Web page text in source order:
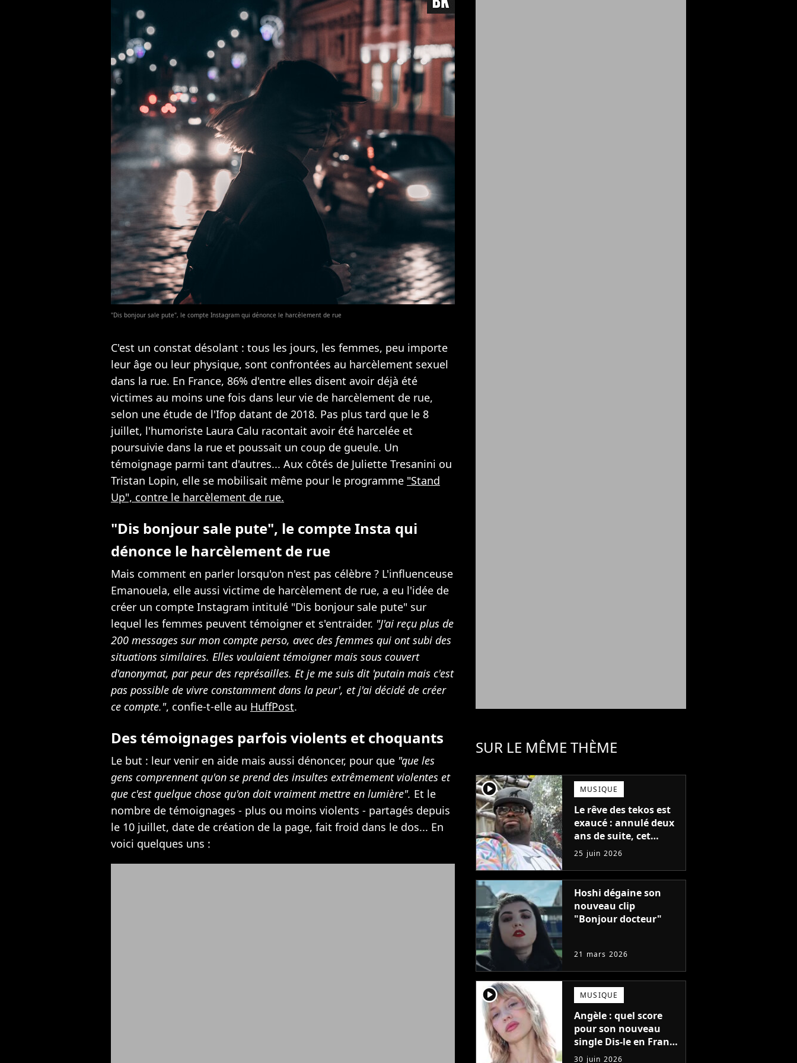
"Dis bonjour sale pute", le compte Instagram qui dénonce le harcèlement de rue
C'est un constat désolant : tous les jours, les femmes, peu importe
leur âge ou leur physique, sont confrontées au harcèlement sexuel
dans la rue. En France, 86% d'entre elles disent avoir déjà été
victimes au moins une fois dans leur vie de harcèlement de rue,
selon une étude de l'Ifop datant de 2018. Pas plus tard que le 8
juillet, l'humoriste Laura Calu racontait avoir été harcelée et
poursuivie dans la rue et poussait un coup de gueule. Un
témoignage parmi tant d'autres... Aux côtés de Juliette Tresanini ou
Tristan Lopin, elle se mobilisait même pour le programme "Stand
Up", contre le harcèlement de rue.
"Dis bonjour sale pute", le compte Insta qui
dénonce le harcèlement de rue
Mais comment en parler lorsqu'on n'est pas célèbre ? L'influenceuse
Emanouela, elle aussi victime de harcèlement de rue, a eu l'idée de
créer un compte Instagram intitulé "Dis bonjour sale pute" sur
lequel les femmes peuvent témoigner et s'entraider. "J'ai reçu plus de
200 messages sur mon compte perso, avec des femmes qui ont subi des
situations similaires. Elles voulaient témoigner mais sous couvert
d'anonymat, par peur des représailles. Et je me suis dit 'putain mais c'est
pas possible de vivre constamment dans la peur', et j'ai décidé de créer
ce compte.", confie-t-elle au HuffPost.
Des témoignages parfois violents et choquants
Le but : leur venir en aide mais aussi dénoncer, pour que "que les
gens comprennent qu'on se prend des insultes extrêmement violentes et
que c'est quelque chose qu'on doit vraiment mettre en lumière". Et le
nombre de témoignages - plus ou moins violents - partagés depuis
le 10 juillet, date de création de la page, fait froid dans le dos... En
voici quelques uns :
SUR LE MÊME THÈME
player2 MUSIQUE
Le rêve des tekos est
exaucé : annulé deux
ans de suite, cet
événement clubbing
entièrement gratuit
réinvestit les rues de
Paris
25 juin 2026
Hoshi dégaine son
nouveau clip
"Bonjour docteur"
21 mars 2026
player2 MUSIQUE
Angèle : quel score
pour son nouveau
single Dis-le en France
? Plus fort que What
30 juin 2026